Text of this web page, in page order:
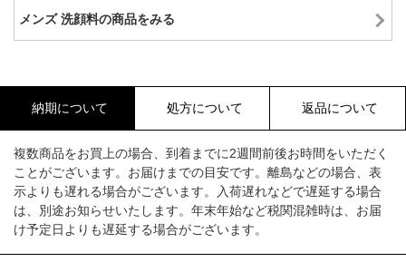
メンズ 洗顔料の商品をみる
納期について 処方について 返品について
複数商品をお買上の場合、到着までに2週間前後お時間をいただく
ことがございます。お届けまでの目安です。離島などの場合、表
示よりも遅れる場合がございます。入荷遅れなどで遅延する場合
は、別途お知らせいたします。年末年始など税関混雑時は、お届
け予定日よりも遅延する場合がございます。